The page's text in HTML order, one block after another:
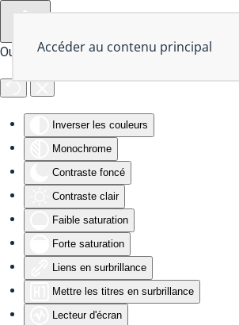
Outils d'accessibilité
Inverser les couleurs
Monochrome
Contraste foncé
Contraste clair
Faible saturation
Forte saturation
Liens en surbrillance
Mettre les titres en surbrillance
Lecteur d'écran
Accéder au contenu principal